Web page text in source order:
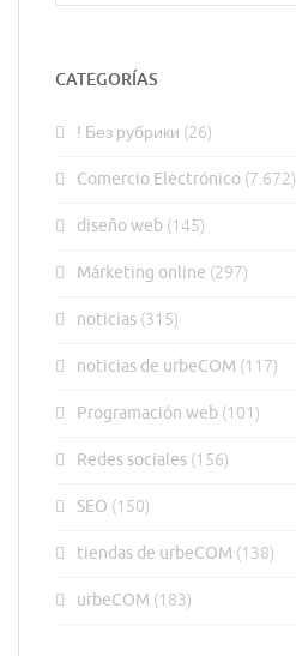
CATEGORÍAS
! Без рубрики (26)
Comercio Electrónico (7.672)
diseño web (145)
Márketing online (297)
noticias (315)
noticias de urbeCOM (117)
Programación web (101)
Redes sociales (156)
SEO (150)
tiendas de urbeCOM (138)
urbeCOM (183)